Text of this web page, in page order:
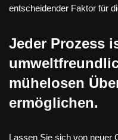
entscheidender Faktor für
Jeder Prozess
mühelosen
ermöglichen.
Lassen Sie sich von neuer